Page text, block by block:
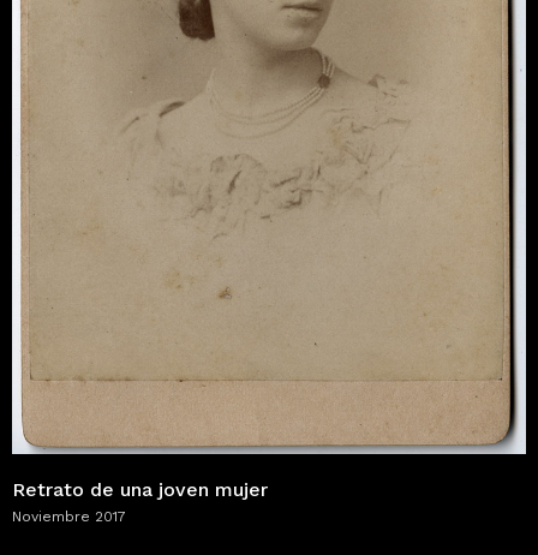
Retrato de una joven mujer
Noviembre 2017